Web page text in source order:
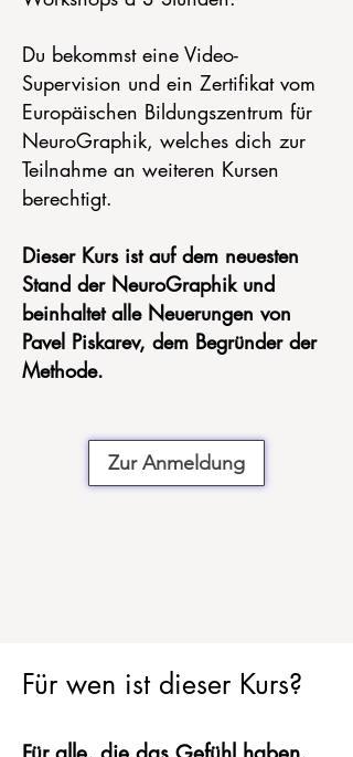
Du bekommst eine Video-
Supervision und ein Zertifikat vom
Europäischen Bildungszentrum für
NeuroGraphik, welches dich zur
Teilnahme an weiteren Kursen
berechtigt.
Dieser Kurs ist auf dem neuesten
Stand der NeuroGraphik und
beinhaltet alle Neuerungen von
Pavel Piskarev, dem Begründer der
Methode.
Zur Anmeldung
Für wen ist dieser Kurs?